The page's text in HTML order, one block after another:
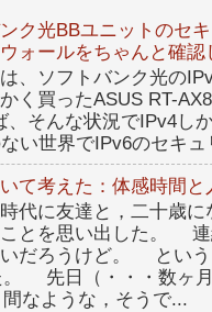
ク光BBユニットのセ
ォールをちゃんと確認
、ソフトバンク光の
く買ったASUS RT-
、そんな状況でIPv4し
い世界でIPv6のセキ
て考えた：体感時間
代に友達と，二十歳に
ことを思い出した。
だろうけど。 という
。 先日（・・・数ヶ
なような，そうで...